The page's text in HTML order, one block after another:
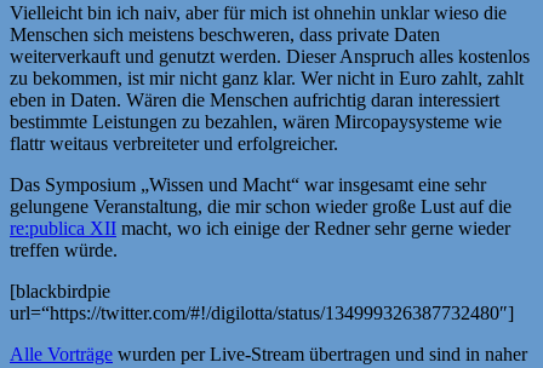
Vielleicht bin ich naiv, aber für mich ist ohnehin unklar wieso die
Menschen sich meistens beschweren, dass private Daten
weiterverkauft und genutzt werden. Dieser Anspruch alles kostenlos
zu bekommen, ist mir nicht ganz klar. Wer nicht in Euro zahlt, zahlt
eben in Daten. Wären die Menschen aufrichtig daran interessiert
bestimmte Leistungen zu bezahlen, wären Mircopaysysteme wie
flattr weitaus verbreiteter und erfolgreicher.
Das Symposium „Wissen und Macht“ war insgesamt eine sehr
gelungene Veranstaltung, die mir schon wieder große Lust auf die
re:publica XII macht, wo ich einige der Redner sehr gerne wieder
treffen würde.
[blackbirdpie
url=“https://twitter.com/#!/digilotta/status/134999326387732480″]
Alle Vorträge wurden per Live-Stream übertragen und sind in naher